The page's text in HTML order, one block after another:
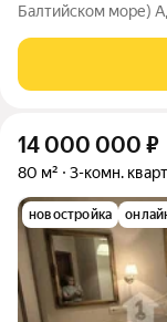
Балтийском море)
Жилая: 19,1 м
Застекленная
14 000 000 ₽
80 м² 3-комн.
новостройка